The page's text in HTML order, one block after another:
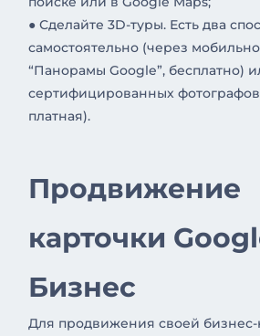
● Сделайте 3D-туры. Есть два
самостоятельно (через
“Панорамы Google”, бесплатно)
сертифицированных фотографов
платная).
Продвижение
карточки
Бизнес
Для продвижения своей бизнес-